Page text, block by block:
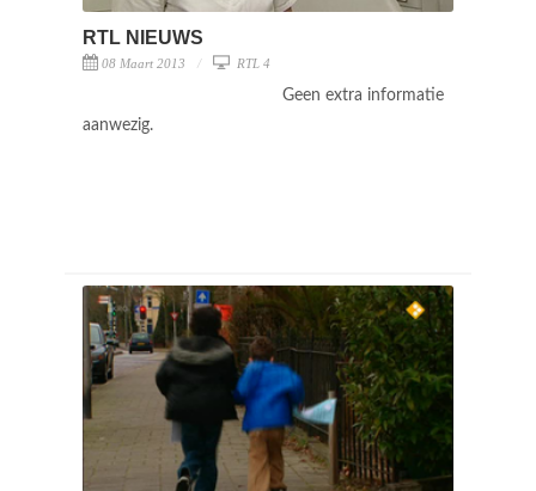
RTL NIEUWS
08 Maart 2013 RTL 4
Geen extra informatie
aanwezig.